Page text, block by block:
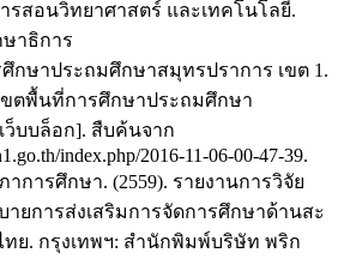
รสอนวิทยาศาสตร์ และเทคโนโลยี.
ษาธิการ
กษาประถมศึกษาสมุทรปราการ เขต 1.
ตพื้นที่การศึกษาประถมศึกษา
ว็บบล็อก]. สืบค้นจาก
index.php/2016-11-06-00-47-39.
การศึกษา. (2559). รายงานการวิจัย
ายการส่งเสริมการจัดการศึกษาด้านสะ
ทย. กรุงเทพฯ: สำนักพิมพ์บริษัท พริก